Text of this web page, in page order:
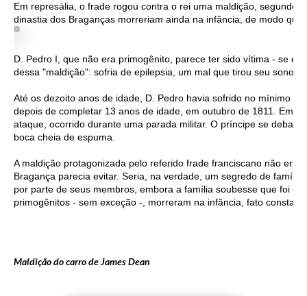
Em represália, o frade rogou contra o rei uma maldição, segundo
dinastia dos Braganças morreriam ainda na infância, de modo
D. Pedro I, que não era primogênito, parece ter sido vítima - se é
dessa "maldição": sofria de epilepsia, um mal que tirou seu sono
Até os dezoito anos de idade, D. Pedro havia sofrido no mínimo
depois de completar 13 anos de idade, em outubro de 1811. Em
ataque, ocorrido durante uma parada militar. O príncipe se
boca cheia de espuma.
A maldição protagonizada pelo referido frade franciscano não era
Bragança parecia evitar. Seria, na verdade, um segredo de
por parte de seus membros, embora a família soubesse que foi o
primogênitos - sem exceção -, morreram na infância, fato
Maldição do carro de James Dean